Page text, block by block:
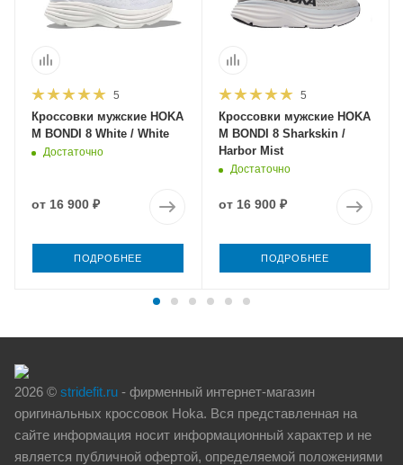
5
Кроссовки мужские HOKA
M BONDI 8 White / White
Достаточно
от 16 900 ₽
ПОДРОБНЕЕ
5
Кроссовки мужские HOKA
M BONDI 8 Sharkskin /
Harbor Mist
Достаточно
от 16 900 ₽
ПОДРОБНЕЕ
2026 © stridefit.ru - фирменный интернет-магазин
оригинальных кроссовок Hoka. Вся представленная на
сайте информация носит информационный характер и не
является публичной офертой, определяемой положениями